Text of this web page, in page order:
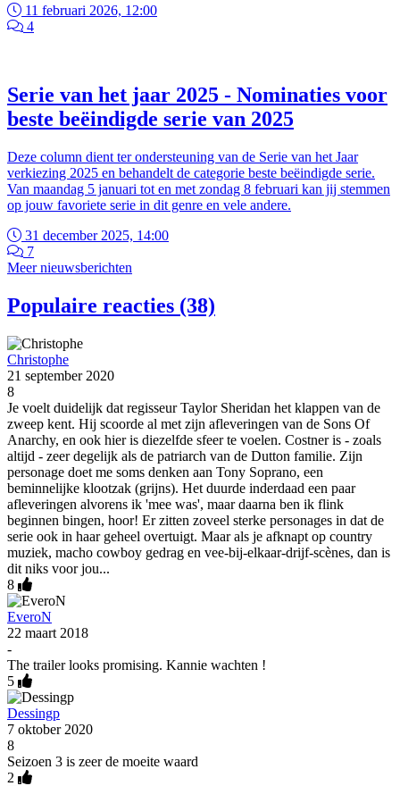
11 februari 2026, 12:00
4
Serie van het jaar 2025 - Nominaties voor
beste beëindigde serie van 2025
Deze column dient ter ondersteuning van de Serie van het Jaar
verkiezing 2025 en behandelt de categorie beste beëindigde serie.
Van maandag 5 januari tot en met zondag 8 februari kan jij stemmen
op jouw favoriete serie in dit genre en vele andere.
31 december 2025, 14:00
7
Meer nieuwsberichten
Populaire reacties (38)
Christophe
21 september 2020
8
Je voelt duidelijk dat regisseur Taylor Sheridan het klappen van de
zweep kent. Hij scoorde al met zijn afleveringen van de Sons Of
Anarchy, en ook hier is diezelfde sfeer te voelen. Costner is - zoals
altijd - zeer degelijk als de patriarch van de Dutton familie. Zijn
personage doet me soms denken aan Tony Soprano, een
beminnelijke klootzak (grijns). Het duurde inderdaad een paar
afleveringen alvorens ik 'mee was', maar daarna ben ik flink
beginnen bingen, hoor! Er zitten zoveel sterke personages in dat de
serie ook in haar geheel overtuigt. Maar als je afknapt op country
muziek, macho cowboy gedrag en vee-bij-elkaar-drijf-scènes, dan is
dit niks voor jou...
8
EveroN
22 maart 2018
-
The trailer looks promising. Kannie wachten !
5
Dessingp
7 oktober 2020
8
Seizoen 3 is zeer de moeite waard
2